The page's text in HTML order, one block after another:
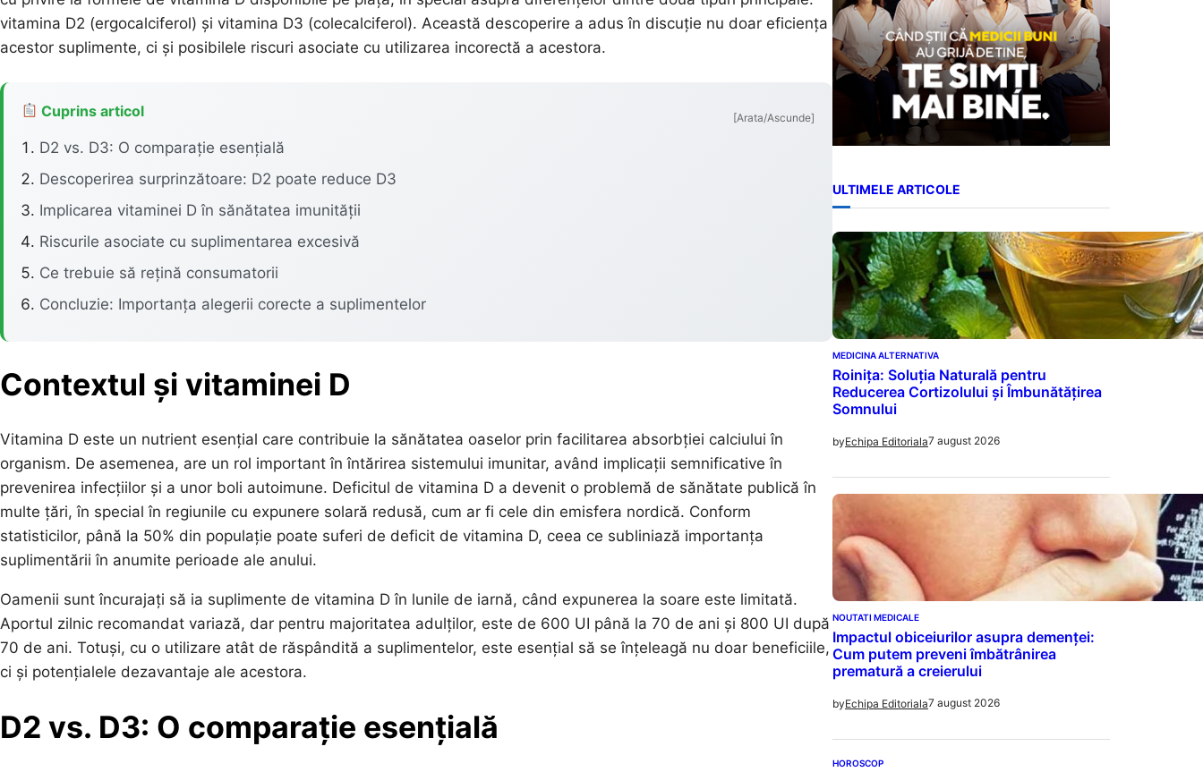
vitamina D2 (ergocalciferol) și vitamina D3 (colecalciferol). Această descoperire a adus în discuție nu doar eficiența
acestor suplimente, ci și posibilele riscuri asociate cu utilizarea incorectă a acestora.
Cuprins articol [Arata/Ascunde]
D2 vs. D3: O comparație esențială
Descoperirea surprinzătoare: D2 poate reduce D3
Implicarea vitaminei D în sănătatea imunității
Riscurile asociate cu suplimentarea excesivă
Ce trebuie să rețină consumatorii
Concluzie: Importanța alegerii corecte a suplimentelor
Contextul și vitaminei D
Vitamina D este un nutrient esențial care contribuie la sănătatea oaselor prin facilitarea absorbției calciului în
organism. De asemenea, are un rol important în întărirea sistemului imunitar, având implicații semnificative în
prevenirea infecțiilor și a unor boli autoimune. Deficitul de vitamina D a devenit o problemă de sănătate publică în
multe țări, în special în regiunile cu expunere solară redusă, cum ar fi cele din emisfera nordică. Conform
statisticilor, până la 50% din populație poate suferi de deficit de vitamina D, ceea ce subliniază importanța
suplimentării în anumite perioade ale anului.
Oamenii sunt încurajați să ia suplimente de vitamina D în lunile de iarnă, când expunerea la soare este limitată.
Aportul zilnic recomandat variază, dar pentru majoritatea adulților, este de 600 UI până la 70 de ani și 800 UI după
70 de ani. Totuși, cu o utilizare atât de răspândită a suplimentelor, este esențial să se înțeleagă nu doar beneficiile,
ci și potențialele dezavantaje ale acestora.
D2 vs. D3: O comparație esențială
ULTIMELE ARTICOLE
MEDICINA ALTERNATIVA
Roinița: Soluția Naturală pentru
Reducerea Cortizolului și Îmbunătățirea
Somnului
byEchipa Editoriala7 august 2026
NOUTATI MEDICALE
Impactul obiceiurilor asupra demenței:
Cum putem preveni îmbătrânirea
prematură a creierului
byEchipa Editoriala7 august 2026
HOROSCOP